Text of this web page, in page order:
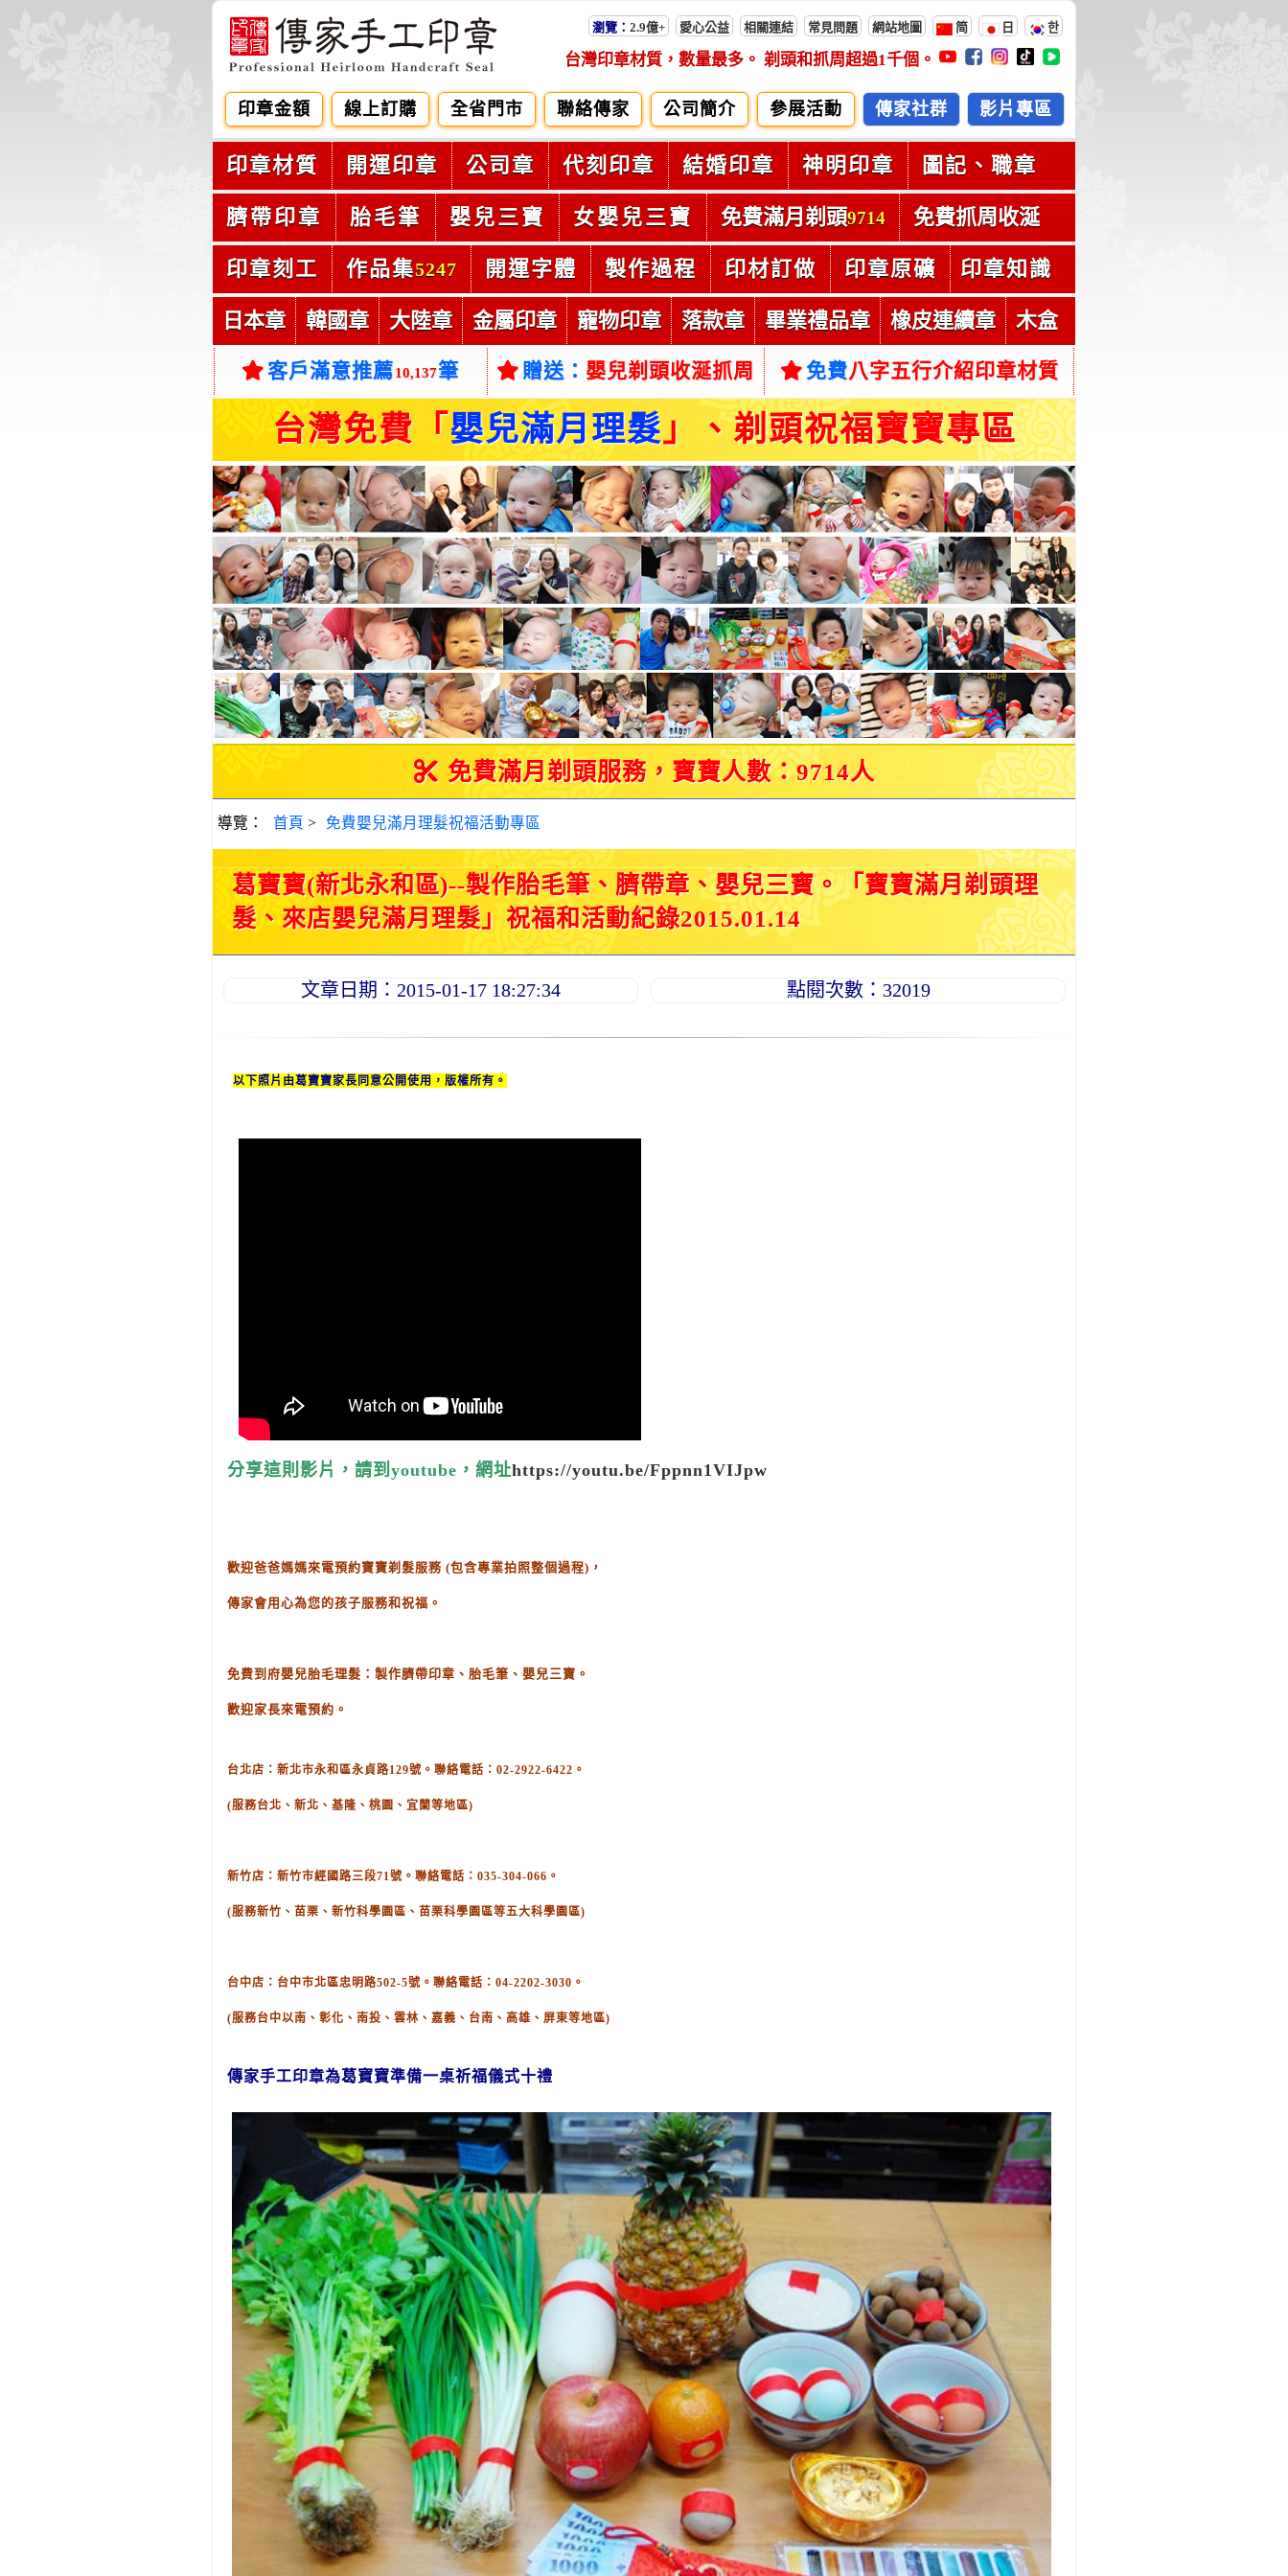
瀏覽： 2.9億+ 愛心公益 相關連結 常見問題 網站地圖 简 日 한
台灣印章材質，數量最多。 剃頭和抓周超過1千個。
印章金額 線上訂購 全省門市 聯絡傳家 公司簡介 參展活動 傳家社群 影片專區
印章材質 開運印章 公司章 代刻印章 結婚印章 神明印章 圖記、職章
臍帶印章 胎毛筆 嬰兒三寶 女嬰兒三寶 免費滿月剃頭9714 免費抓周收涎
印章刻工 作品集5247 開運字體 製作過程 印材訂做 印章原礦 印章知識
日本章 韓國章 大陸章 金屬印章 寵物印章 落款章 畢業禮品章 橡皮連續章 木盒
客戶滿意推薦10,137筆 贈送： 嬰兒剃頭收涎抓周 免費八字五行介紹印章材質
台灣免費「 嬰兒滿月理髮」、剃頭祝福寶寶專區
免費滿月剃頭服務，寶寶人數：9714人
導覽： 首頁 > 免費嬰兒滿月理髮祝福活動專區
葛寶寶(新北永和區)--製作胎毛筆、臍帶章、嬰兒三寶。「寶寶滿月剃頭理
髮、來店嬰兒滿月理髮」祝福和活動紀錄2015.01.14
文章日期：2015-01-17 18:27:34 點閱次數：32019
以下照片由葛寶寶家長同意公開使用，版權所有。
分享這則影片，請到youtube，網址https://youtu.be/Fppnn1VIJpw
歡迎爸爸媽媽來電預約寶寶剃髮服務 (包含專業拍照整個過程) ，
傳家會用心為您的孩子服務和祝福。
免費到府嬰兒胎毛理髮：製作臍帶印章、胎毛筆、嬰兒三寶。
歡迎家長來電預約。
台北店：新北市永和區永貞路129號。聯絡電話：02-2922-6422。
(服務台北、新北、基隆、桃園、宜蘭等地區)
新竹店：新竹市經國路三段71號。聯絡電話：035-304-066。
(服務新竹、苗栗、新竹科學園區、苗栗科學園區等五大科學園區)
台中店：台中市北區忠明路502-5號。聯絡電話：04-2202-3030。
(服務台中以南、彰化、南投、雲林、嘉義、台南、高雄、屏東等地區)
傳家手工印章為葛寶寶準備一桌祈福儀式十禮